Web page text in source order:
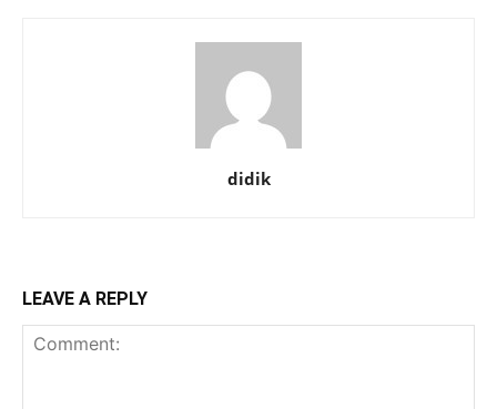
didik
LEAVE A REPLY